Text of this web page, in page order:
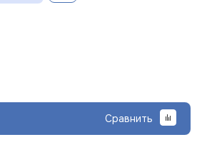
Сравнить